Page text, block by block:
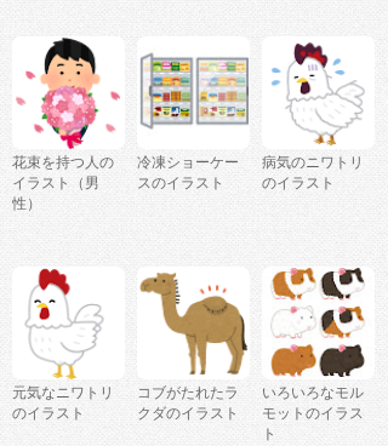
花束を持つ人の
イラスト（男
性）
冷凍ショーケー
スのイラスト
病気のニワトリ
のイラスト
元気なニワトリ
のイラスト
コブがたれたラ
クダのイラスト
いろいろなモル
モットのイラス
ト